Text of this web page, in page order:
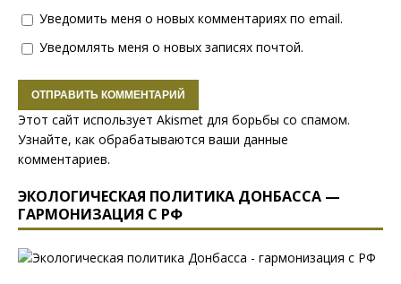
Уведомить меня о новых комментариях по email.
Уведомлять меня о новых записях почтой.
Этот сайт использует Akismet для борьбы со спамом.
Узнайте, как обрабатываются ваши данные
комментариев.
ЭКОЛОГИЧЕСКАЯ ПОЛИТИКА ДОНБАССА —
ГАРМОНИЗАЦИЯ С РФ